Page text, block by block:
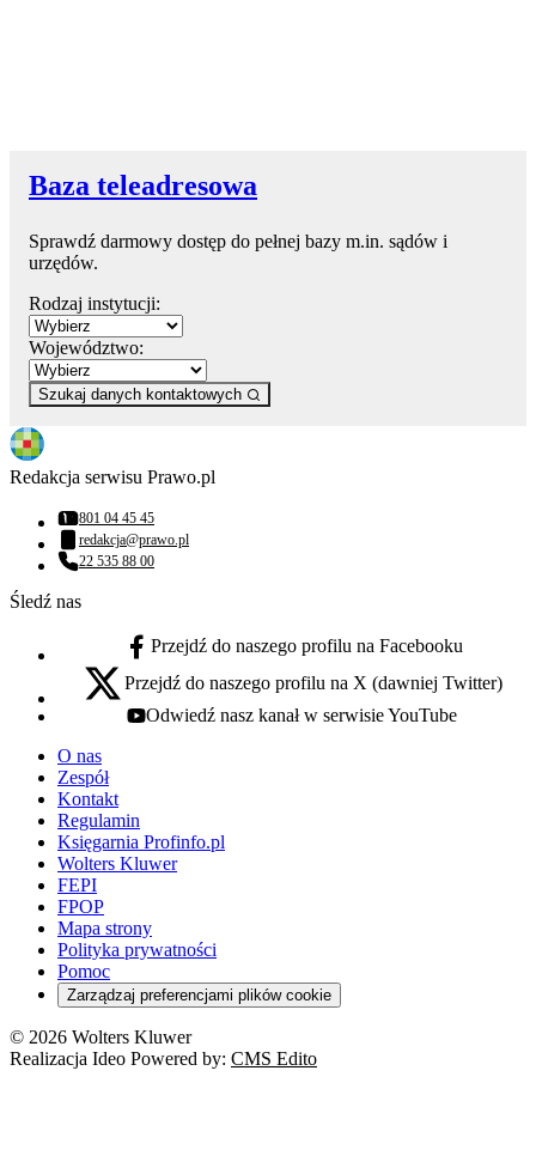
Baza teleadresowa
Sprawdź darmowy dostęp do pełnej bazy m.in. sądów i
urzędów.
Rodzaj instytucji:
Województwo:
Szukaj danych kontaktowych
Redakcja serwisu Prawo.pl
Numer telefonu:
801 04 45 45
Adres email:
redakcja@prawo.pl
Numer telefonu:
22 535 88 00
Śledź nas
facebook - otwiera się w nowej karcie
Przejdź do naszego profilu na Facebooku
x - otwiera się w nowej karcie
Przejdź do naszego profilu na X (dawniej Twitter)
youtube - otwiera się w nowej karcie
Odwiedź nasz kanał w serwisie YouTube
O nas
Zespół
Kontakt
Regulamin
Księgarnia Profinfo.pl
Wolters Kluwer
FEPI
FPOP
Mapa strony
Polityka prywatności
Pomoc
Zarządzaj preferencjami plików cookie
© 2026 Wolters Kluwer
Realizacja Ideo Powered by: CMS Edito